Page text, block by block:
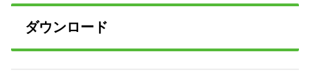
ダウンロード